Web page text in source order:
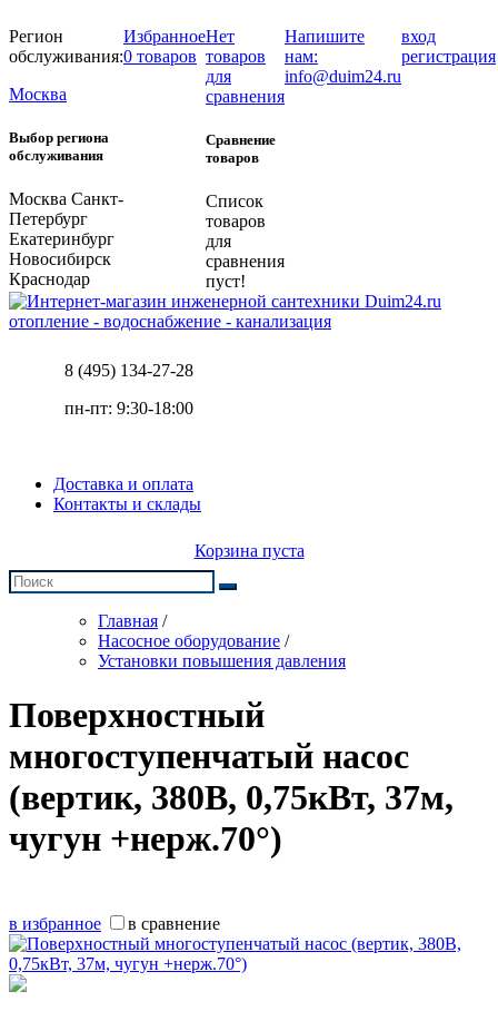
Регион
обслуживания:
Москва
Выбор региона
обслуживания
Москва Санкт-
Петербург
Екатеринбург
Новосибирск
Краснодар
Избранное
0 товаров
Нет
товаров
для
сравнения
Сравнение
товаров
Список
товаров
для
сравнения
пуст!
Напишите
нам:
info@duim24.ru
вход
регистрация
отопление - водоснабжение - канализация
8 (495) 134-27-28
пн-пт: 9:30-18:00
Доставка и оплата
Контакты и склады
Корзина пуста
Главная /
Насосное оборудование /
Установки повышения давления
Поверхностный
многоступенчатый насос
(вертик, 380В, 0,75кВт, 37м,
чугун +нерж.70°)
в избранное в сравнение